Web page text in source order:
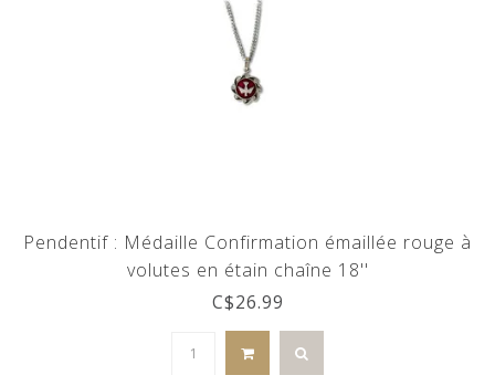
Pendentif : Médaille Confirmation émaillée rouge à
volutes en étain chaîne 18''
C$26.99